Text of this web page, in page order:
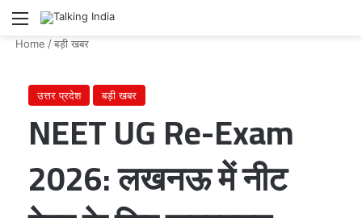
Menu
Home /बड़ी खबर
उत्तर प्रदेश बड़ी खबर
NEET UG Re-Exam
2026: लखनऊ में नीट